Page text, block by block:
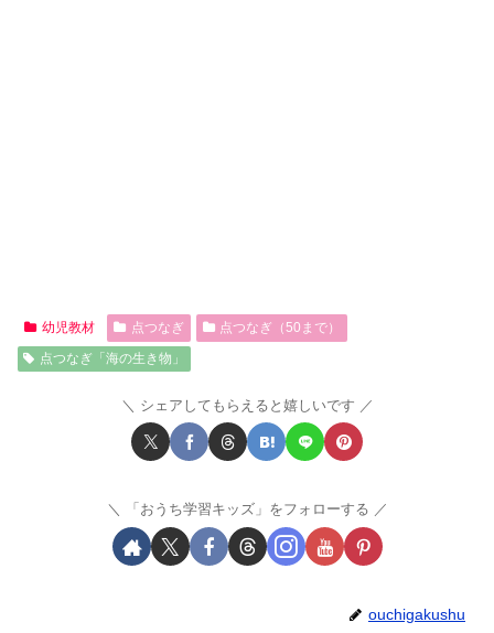
幼児教材 点つなぎ
点つなぎ（50まで）
点つなぎ「海の生き物」
シェアしてもらえると嬉しいです
「おうち学習キッズ」をフォローする
ouchigakushu